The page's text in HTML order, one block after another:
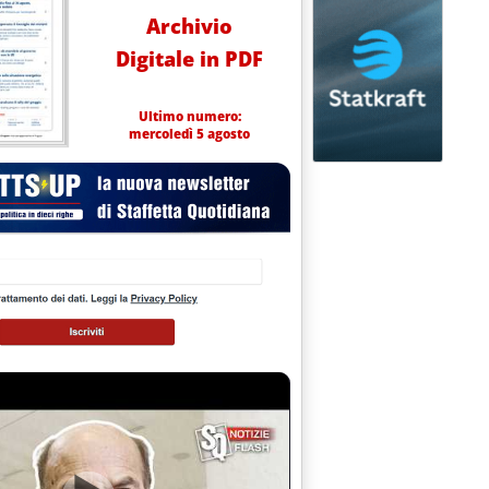
Archivio
Digitale in PDF
Ultimo numero:
mercoledì 5 agosto